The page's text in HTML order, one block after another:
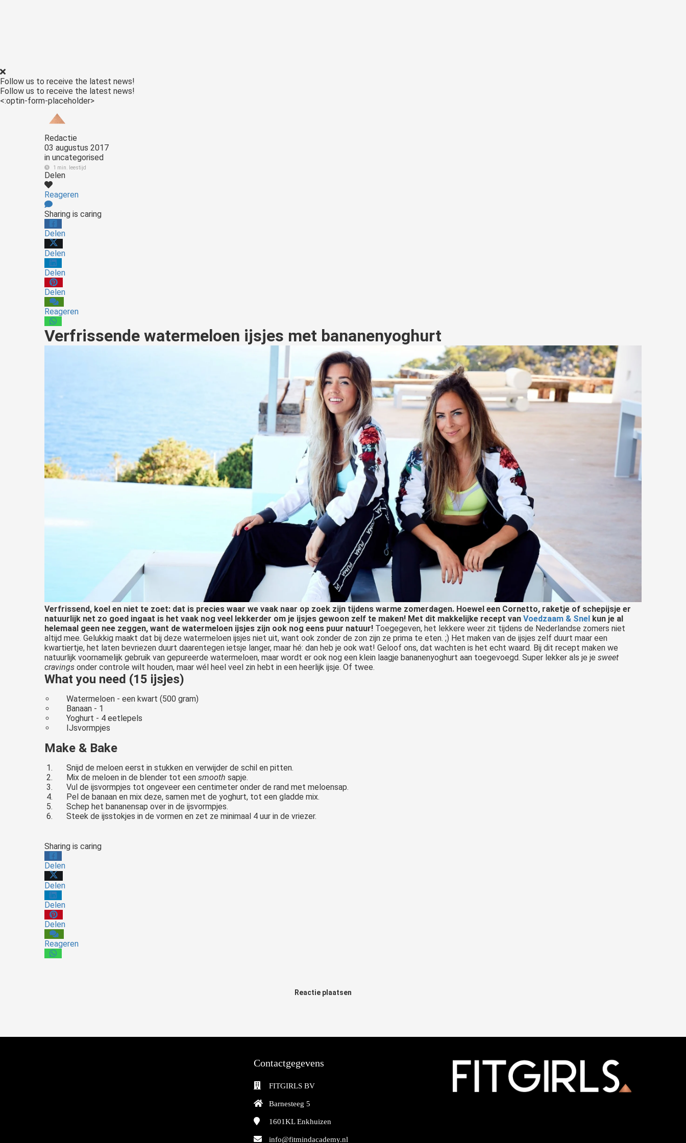
Follow us to receive the latest news!
Follow us to receive the latest news!
<:optin-form-placeholder>
Redactie
03 augustus 2017
in uncategorised
1 min. leestijd
Delen
Reageren
Sharing is caring
Delen
Delen
Delen
Delen
Reageren
Verfrissende watermeloen ijsjes met bananenyoghurt
Verfrissend, koel en niet te zoet: dat is precies waar we vaak naar op zoek zijn tijdens warme zomerdagen. Hoewel een Cornetto, raketje of schepijsje er
natuurlijk net zo goed ingaat is het vaak nog veel lekkerder om je ijsjes gewoon zelf te maken! Met dit makkelijke recept van Voedzaam & Snel kun je al
helemaal geen nee zeggen, want de watermeloen ijsjes zijn ook nog eens puur natuur! Toegegeven, het lekkere weer zit tijdens de Nederlandse zomers niet
altijd mee. Gelukkig maakt dat bij deze watermeloen ijsjes niet uit, want ook zonder de zon zijn ze prima te eten. ;) Het maken van de ijsjes zelf duurt maar een
kwartiertje, het laten bevriezen duurt daarentegen ietsje langer, maar hé: dan heb je ook wat! Geloof ons, dat wachten is het echt waard. Bij dit recept maken we
natuurlijk voornamelijk gebruik van gepureerde watermeloen, maar wordt er ook nog een klein laagje bananenyoghurt aan toegevoegd. Super lekker als je je sweet
cravings onder controle wilt houden, maar wél heel veel zin hebt in een heerlijk ijsje. Of twee.
What you need (15 ijsjes)
Watermeloen - een kwart (500 gram)
Banaan - 1
Yoghurt - 4 eetlepels
IJsvormpjes
Make & Bake
Snijd de meloen eerst in stukken en verwijder de schil en pitten.
Mix de meloen in de blender tot eensmooth sapje.
Vul de ijsvormpjes tot ongeveer een centimeter onder de rand met meloensap.
Pel de banaan en mix deze, samen met de yoghurt, tot een gladde mix.
Schep het bananensap over in de ijsvormpjes.
Steek de ijsstokjes in de vormen en zet ze minimaal 4 uur in de vriezer.
Sharing is caring
Delen
Delen
Delen
Delen
Reageren
Reactie plaatsen
Contactgegevens
FITGIRLS BV
Barnesteeg 5
1601KLEnkhuizen
info@fitmindacademy.nl